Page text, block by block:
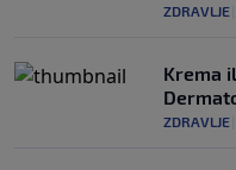
ZDRAVLJE
Krema
ZDRAVLJE